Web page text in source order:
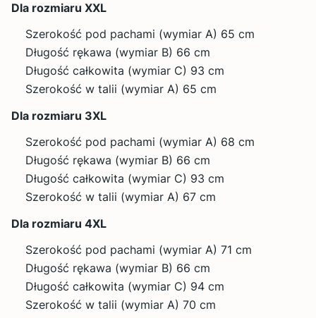
Dla rozmiaru XXL
Szerokość pod pachami (wymiar A) 65 cm
Długość rękawa (wymiar B) 66 cm
Długość całkowita (wymiar C) 93 cm
Szerokość w talii (wymiar A) 65 cm
Dla rozmiaru 3XL
Szerokość pod pachami (wymiar A) 68 cm
Długość rękawa (wymiar B) 66 cm
Długość całkowita (wymiar C) 93 cm
Szerokość w talii (wymiar A) 67 cm
Dla rozmiaru 4XL
Szerokość pod pachami (wymiar A) 71 cm
Długość rękawa (wymiar B) 66 cm
Długość całkowita (wymiar C) 94 cm
Szerokość w talii (wymiar A) 70 cm